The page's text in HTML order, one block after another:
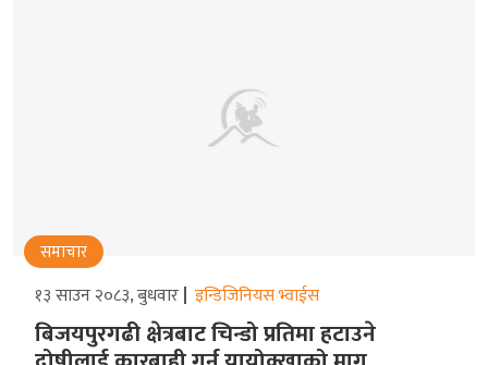
समाचार
१३ साउन २०८३, बुधवार इन्डिजिनियस भ्वाईस
बिजयपुरगढी क्षेत्रबाट चिन्डो प्रतिमा हटाउने